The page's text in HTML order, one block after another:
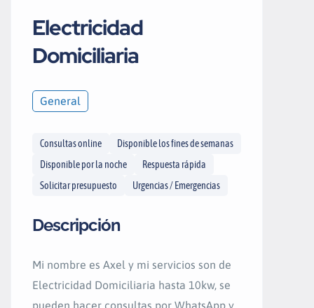
Electricidad
Domiciliaria
General
Consultas online
Disponible los fines de semanas
Disponible por la noche
Respuesta rápida
Solicitar presupuesto
Urgencias / Emergencias
Descripción
Mi nombre es Axel y mi servicios son de
Electricidad Domiciliaria hasta 10kw, se
pueden hacer consultas por WhatsApp y